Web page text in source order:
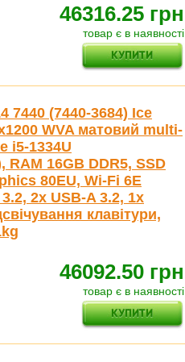
46316.25 грн
товар є в наявності
7440 (7440-3684) Ice
WVA матовий multi-
i5-1334U
RAM 16GB DDR5, SSD
80EU, Wi-Fi 6E
2x USB-A 3.2, 1x
клавітури,
46092.50 грн
товар є в наявності